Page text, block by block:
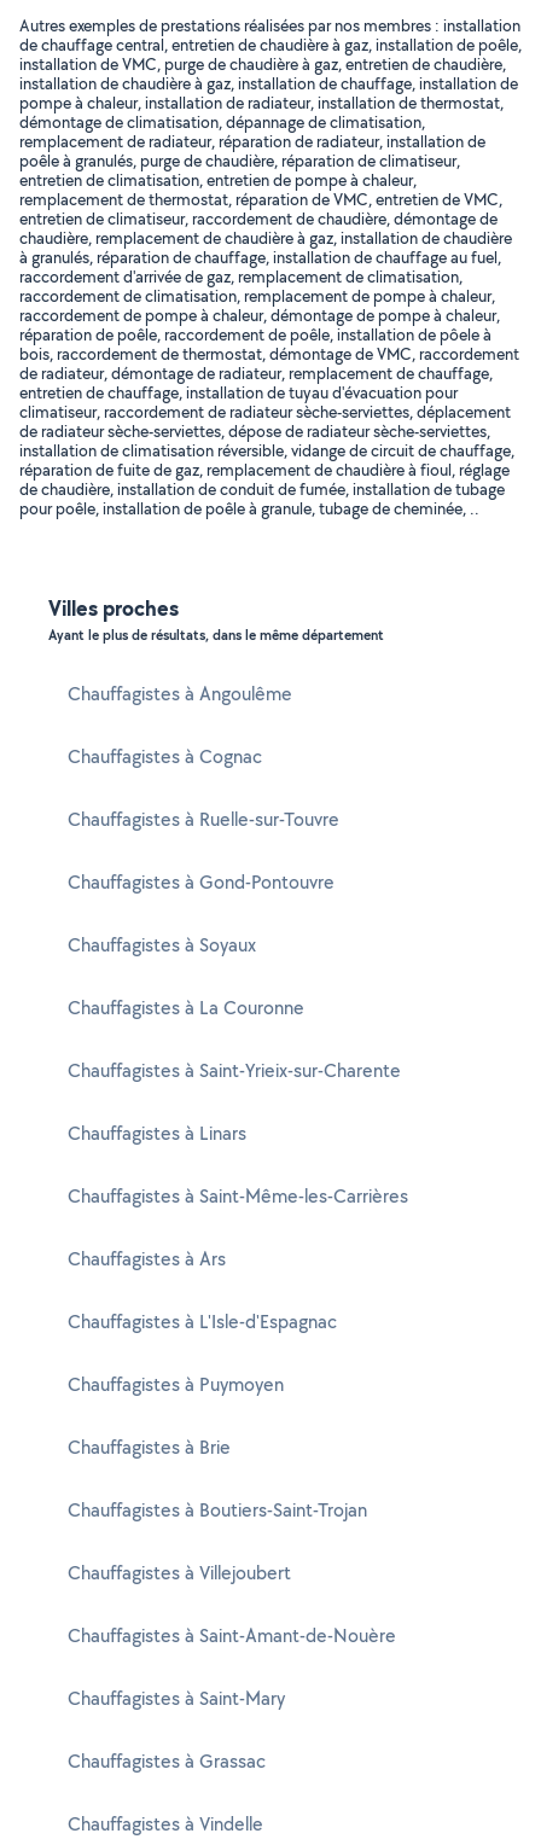
Autres exemples de prestations réalisées par nos membres : installation
de chauffage central, entretien de chaudière à gaz, installation de poêle,
installation de VMC, purge de chaudière à gaz, entretien de chaudière,
installation de chaudière à gaz, installation de chauffage, installation de
pompe à chaleur, installation de radiateur, installation de thermostat,
démontage de climatisation, dépannage de climatisation,
remplacement de radiateur, réparation de radiateur, installation de
poêle à granulés, purge de chaudière, réparation de climatiseur,
entretien de climatisation, entretien de pompe à chaleur,
remplacement de thermostat, réparation de VMC, entretien de VMC,
entretien de climatiseur, raccordement de chaudière, démontage de
chaudière, remplacement de chaudière à gaz, installation de chaudière
à granulés, réparation de chauffage, installation de chauffage au fuel,
raccordement d'arrivée de gaz, remplacement de climatisation,
raccordement de climatisation, remplacement de pompe à chaleur,
raccordement de pompe à chaleur, démontage de pompe à chaleur,
réparation de poêle, raccordement de poêle, installation de pôele à
bois, raccordement de thermostat, démontage de VMC, raccordement
de radiateur, démontage de radiateur, remplacement de chauffage,
entretien de chauffage, installation de tuyau d'évacuation pour
climatiseur, raccordement de radiateur sèche-serviettes, déplacement
de radiateur sèche-serviettes, dépose de radiateur sèche-serviettes,
installation de climatisation réversible, vidange de circuit de chauffage,
réparation de fuite de gaz, remplacement de chaudière à fioul, réglage
de chaudière, installation de conduit de fumée, installation de tubage
pour poêle, installation de poêle à granule, tubage de cheminée, ..
Villes proches
Ayant le plus de résultats, dans le même département
Chauffagistes à Angoulême
Chauffagistes à Cognac
Chauffagistes à Ruelle-sur-Touvre
Chauffagistes à Gond-Pontouvre
Chauffagistes à Soyaux
Chauffagistes à La Couronne
Chauffagistes à Saint-Yrieix-sur-Charente
Chauffagistes à Linars
Chauffagistes à Saint-Même-les-Carrières
Chauffagistes à Ars
Chauffagistes à L'Isle-d'Espagnac
Chauffagistes à Puymoyen
Chauffagistes à Brie
Chauffagistes à Boutiers-Saint-Trojan
Chauffagistes à Villejoubert
Chauffagistes à Saint-Amant-de-Nouère
Chauffagistes à Saint-Mary
Chauffagistes à Grassac
Chauffagistes à Vindelle